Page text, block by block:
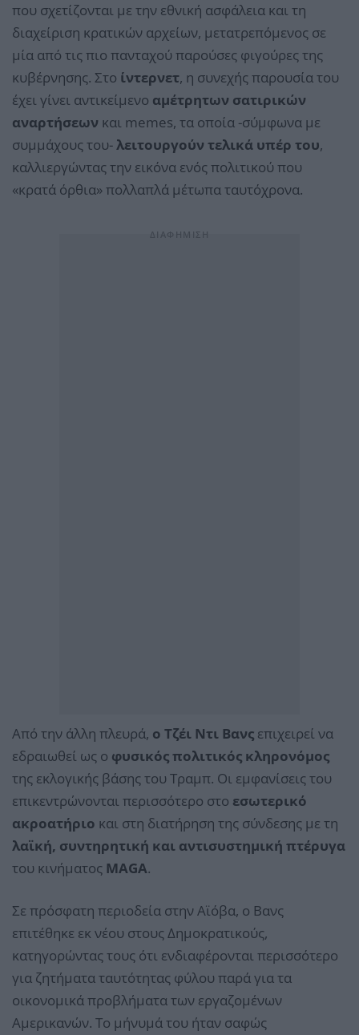
που σχετίζονται με την εθνική ασφάλεια και τη
διαχείριση κρατικών αρχείων, μετατρεπόμενος σε
μία από τις πιο πανταχού παρούσες φιγούρες της
κυβέρνησης. Στο ίντερνετ, η συνεχής παρουσία του
έχει γίνει αντικείμενο αμέτρητων σατιρικών
αναρτήσεων και memes, τα οποία -σύμφωνα με
συμμάχους του-λειτουργούν τελικά υπέρ του,
καλλιεργώντας την εικόνα ενός πολιτικού που
«κρατά όρθια» πολλαπλά μέτωπα ταυτόχρονα.
Από την άλλη πλευρά, ο Τζέι Ντι Βανς επιχειρεί να
εδραιωθεί ως ο φυσικός πολιτικός κληρονόμος
της εκλογικής βάσης του Τραμπ. Οι εμφανίσεις του
επικεντρώνονται περισσότερο στο εσωτερικό
ακροατήριο και στη διατήρηση της σύνδεσης με τη
λαϊκή, συντηρητική και αντισυστημική πτέρυγα
του κινήματος MAGA.
Σε πρόσφατη περιοδεία στην Αϊόβα, ο Βανς
επιτέθηκε εκ νέου στους Δημοκρατικούς,
κατηγορώντας τους ότι ενδιαφέρονται περισσότερο
για ζητήματα ταυτότητας φύλου παρά για τα
οικονομικά προβλήματα των εργαζομένων
Αμερικανών. Το μήνυμά του ήταν σαφώς